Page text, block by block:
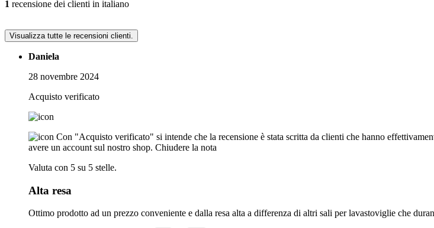
1 recensione dei clienti in italiano
Visualizza tutte le recensioni clienti.
Daniela
28 novembre 2024
Acquisto verificato
Con "Acquisto verificato" si intende che la recensione è stata scritta da clienti che hanno
avere un account sul nostro shop. Chiudere la nota
Valuta con 5 su 5 stelle.
Alta resa
Ottimo prodotto ad un prezzo conveniente e dalla resa alta a differenza di altri sali per lavastoviglie che